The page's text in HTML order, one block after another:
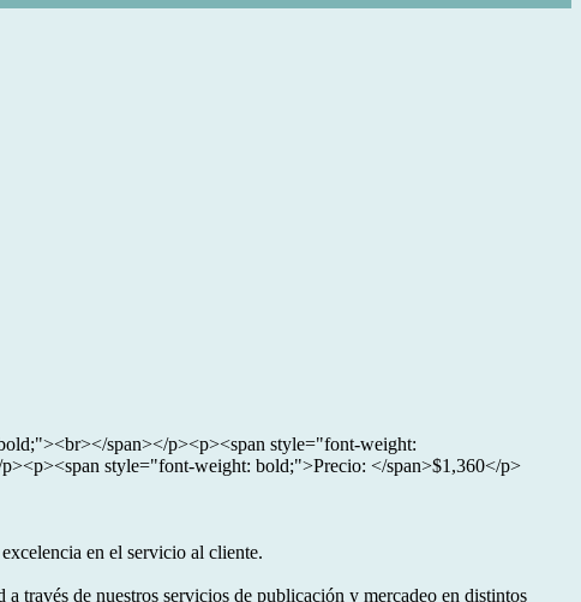
span></p><p><span style="font-weight:
style="font-weight: bold;">Precio: </span>$1,360</p>
en el servicio al cliente.
través de nuestros servicios de publicación y mercadeo en distintos